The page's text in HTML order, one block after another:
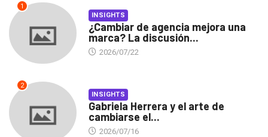
1
INSIGHTS
¿Cambiar de agencia mejora una
marca? La discusión...
2026/07/22
2
INSIGHTS
Gabriela Herrera y el arte de
cambiarse el...
2026/07/16